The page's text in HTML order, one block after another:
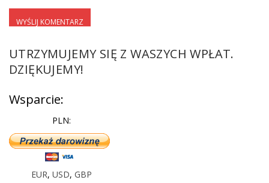
UTRZYMUJEMY SIĘ Z WASZYCH WPŁAT.
DZIĘKUJEMY!
Wsparcie:
PLN:
EUR, USD, GBP